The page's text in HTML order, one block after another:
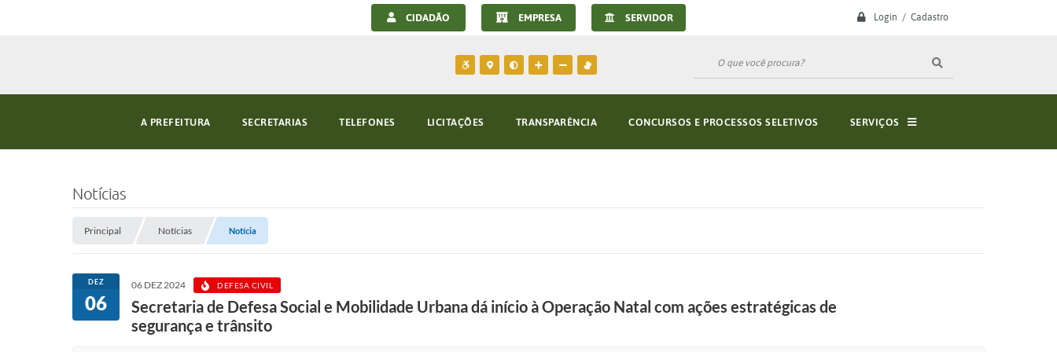
Login / Cadastro
CIDADÃO EMPRESA SERVIDOR
A PREFEITURA SECRETARIAS TELEFONES LICITAÇÕES TRANSPARÊNCIA CONCURSOS E PROCESSOS SELETIVOS SERVIÇOS
Notícias
Principal Notícias Notícia
DEZ
06
06 DEZ 2024 DEFESA CIVIL
Secretaria de Defesa Social e Mobilidade Urbana dá início à Operação Natal com ações estratégicas de
segurança e trânsito